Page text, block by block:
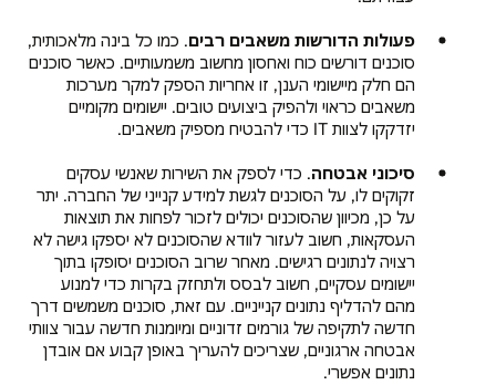
פעולות הדורשות משאבים רבים. כמו כל בינה מלאכותית,
סוכנים דורשים כוח ואחסון מחשוב משמעותיים. כאשר סוכנים
הם חלק מיישומי הענן, זו אחריות הספק למקר מערכות
משאבים כראוי ולהפיק ביצועים טובים. יישומים מקומיים
יזדקקו לצוות IT כדי להבטיח מספיק משאבים.
סיכוני אבטחה. כדי לספק את השירות שאנשי עסקים
זקוקים לו, על הסוכנים לגשת למידע קנייני של החברה. יתר
על כן, מכיוון שהסוכנים יכולים לזכור לפחות את תוצאות
העסקאות, חשוב לעזור לוודא שהסוכנים לא יספקו גישה לא
רצויה לנתונים רגישים. מאחר שרוב הסוכנים יסופקו בתוך
יישומים עסקיים, חשוב לבסס ולתחזק בקרות כדי למנוע
מהם להדליף נתונים קנייניים. עם זאת, סוכנים משמשים דרך
חדשה לתקיפה של גורמים זדוניים ומיומנות חדשה עבור צוותי
אבטחה ארגוניים, שצריכים להעריך באופן קבוע אם אובדן
נתונים אפשרי.